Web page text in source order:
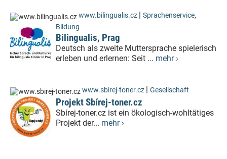
www.bilingualis.cz | Sprachenservice,
Bildung
Bilingualis, Prag
Deutsch als zweite Muttersprache spielerisch
erleben und erlernen: Seit ... mehr ›
www.sbirej-toner.cz | Gesellschaft
Projekt Sbírej-toner.cz
Sbírej-toner.cz ist ein ökologisch-wohltätiges
Projekt der... mehr ›